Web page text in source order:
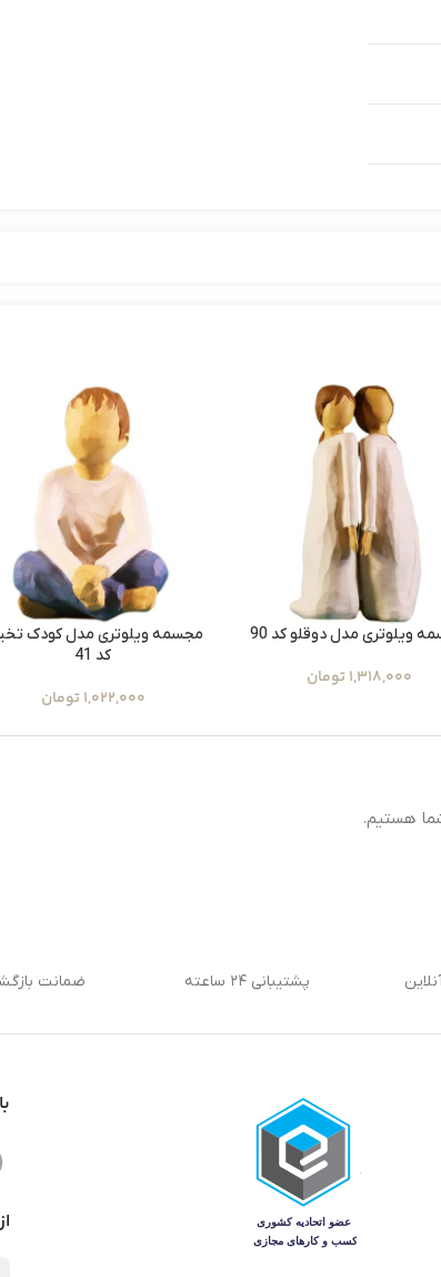
ویلوتری مدل دوقلو کد 90
1,318,000 تومان
مجسمه ویلوتری مدل کودک
کد 41
1,022,000تومان
پشتیبانی ۲۴ ساعته ضمانت